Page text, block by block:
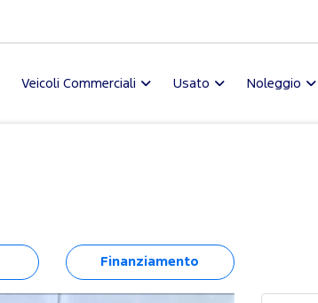
Veicoli Commerciali Usato Noleggio
Finanziamento